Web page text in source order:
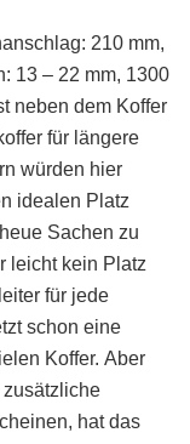
210 mm,
13 – 22 mm, 1300
neben dem Koffer
für längere
würden hier
idealen Platz
Sachen zu
leicht kein Platz
für jede
schon eine
Koffer. Aber
hat das